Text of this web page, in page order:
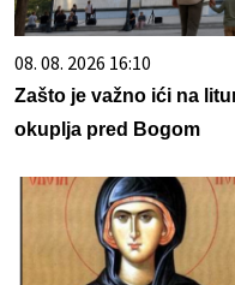
08. 08. 2026 16:10
Zašto je važno ići na
okuplja pred Bogom